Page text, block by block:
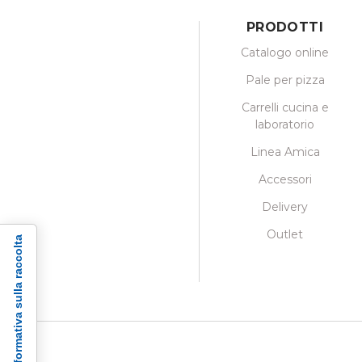
PRODOTTI
Catalogo online
Pale per pizza
Carrelli cucina e
laboratorio
Linea Amica
Accessori
Delivery
Outlet
Informativa sulla raccolta